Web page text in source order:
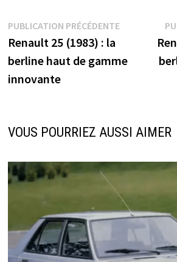
Navigation
de
l’article
PUBLICATION PRÉCÉDENTEPublication
précédente :
Renault 25 (1983) : la
berline haut de gamme
innovante
VOUS POURRIEZ AUSSI AIMER